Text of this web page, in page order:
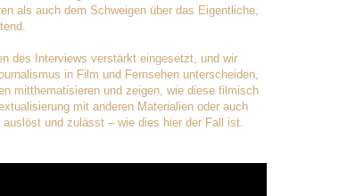
als auch dem Schweigen über das Eigentliche,
des Interviews verstärkt eingesetzt, und wir
in Film und Fernsehen unterscheiden,
mitthematisieren und zeigen, wie diese filmisch
mit anderen Materialien oder auch
und zulässt – wie dies hier der Fall ist.